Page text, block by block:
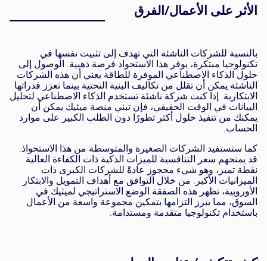
الأثر على الأعمال/الفرق
بالنسبة للشركات الناشئة التي تهدف إلى تثبيت نفسها في
تكنولوجيا مبتكرة، يوفر هذا الاستحواذ فرصة ذهبية. الوصول إلى
حلول الذكاء الاصطناعي الموفرة للطاقة يعني أن هذه الشركات
الناشئة يمكن أن تقلل من تكاليف البنية التحتية بينما تعزز قدراتها
الابتكارية. إذا كنت شركة ناشئة تستخدم الذكاء الاصطناعي لتحليل
البيانات في الوقت الحقيقي، فإن تبني منصة ميثيك يمكن أن
يمكنك من تنفيذ حلول أكثر تطورًا دون الطلب الكبير على موارد
الحساب.
كما ستستفيد الشركات الصغيرة والمتوسطة من هذا الاستحواذ.
قد يمنحهم سعر التنافسية للميزات الذكية ذات الكفاءة العالية
نقطة تميز، وهو شيء محجوز عادةً للشركات الكبرى ذات
الميزانيات الأكبر. من خلال التوافق مع أهداف التمويل والابتكار
الأوروبية، تظهر هذه الصفقة الوضع الاستراتيجي لميثيك في
السوق، مما يبرز التزامها بتمكين مجموعة واسعة من الأعمال
باستخدام تكنولوجيا متقدمة ومستدامة.